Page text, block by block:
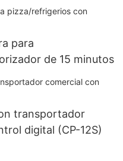
para
de 15 minutos
transportador
digital (CP-12S)